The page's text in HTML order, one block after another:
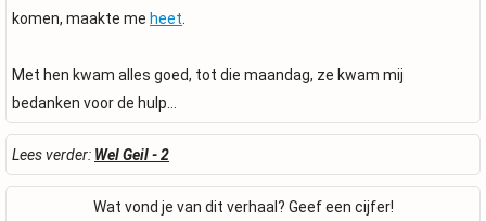
komen, maakte me heet
Met hen kwam alles goed, tot die maandag, ze kwam mij
bedanken voor de hulp…
Lees verder: Wel Geil - 2
Wat vond je van dit verhaal? Geef een cijfer!